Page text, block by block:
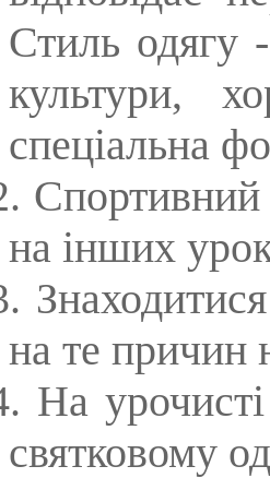
Стиль одягу
культури,
спеціальна
Спортивний
на інших
на те причин
На
святковому